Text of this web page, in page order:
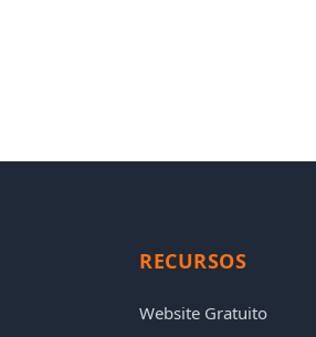
RECURSOS
Website Gratuito